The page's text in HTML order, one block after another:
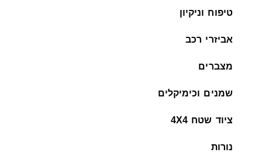
טיפוח וניקיון
אביזרי רכב
מצברים
שמנים וכימיקלים
ציוד שטח 4X4
נורות